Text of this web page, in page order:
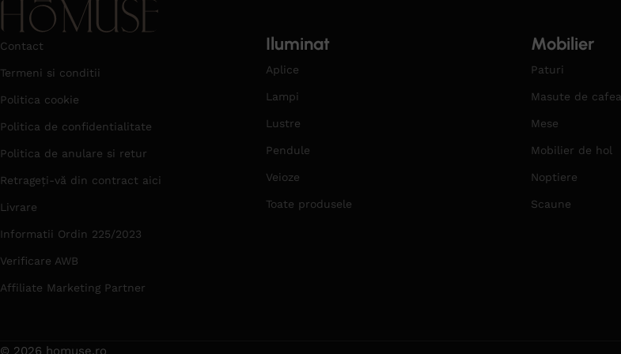
Contact
Termeni si conditii
Politica cookie
Politica de confidentialitate
Politica de anulare si retur
Retrageți-vă din contract aici
Livrare
Informatii Ordin 225/2023
Verificare AWB
Affiliate Marketing Partner
Iluminat
Aplice
Lampi
Lustre
Pendule
Veioze
Toate produsele
Mobilier
Paturi
Masute de cafea
Mese
Mobilier de hol
Noptiere
Scaune
© 2026 homuse.ro